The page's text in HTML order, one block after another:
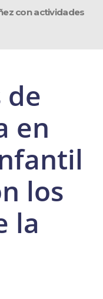
con actividades
de
en
los
la